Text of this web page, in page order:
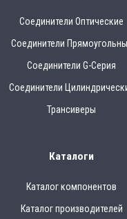
Соединители Оптические
Соединители
Соединители G-Серия
Соединители
Трансиверы
Каталоги
Каталог компонентов
Каталог производителей